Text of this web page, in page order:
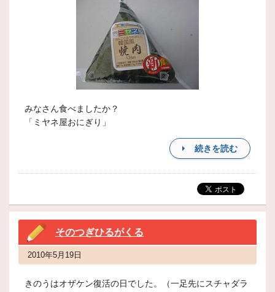
みなさん食べましたか？
「ミヤネ屋おにぎり」
続きを読む
そのつぎひるがくる
2010年5月19日
きのうはオザケン復活の日でした。（一足先にスチャダラ